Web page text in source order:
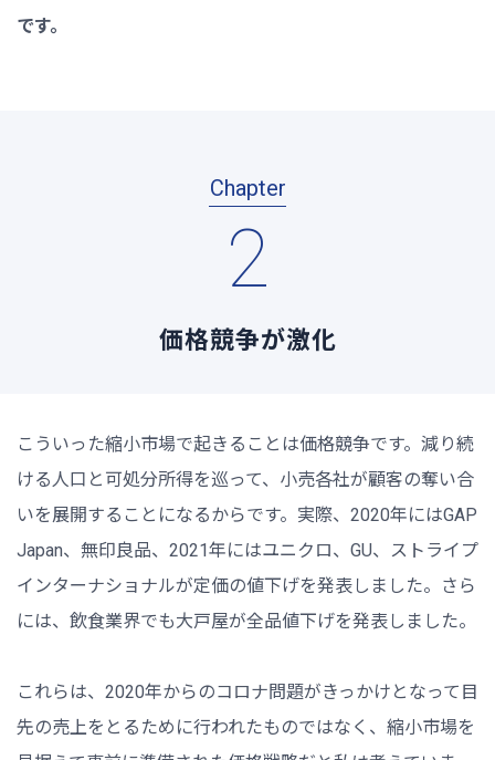
です。
Chapter
2
価格競争が激化
こういった縮小市場で起きることは価格競争です。減り続
ける人口と可処分所得を巡って、小売各社が顧客の奪い合
いを展開することになるからです。実際、2020年にはGAP
Japan、無印良品、2021年にはユニクロ、GU、ストライプ
インターナショナルが定価の値下げを発表しました。さら
には、飲食業界でも大戸屋が全品値下げを発表しました。
これらは、2020年からのコロナ問題がきっかけとなって目
先の売上をとるために行われたものではなく、縮小市場を